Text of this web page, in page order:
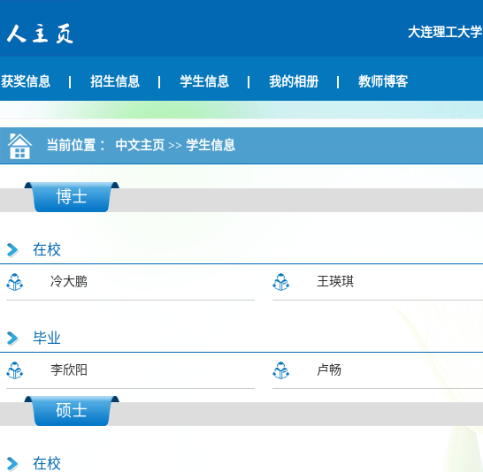
大连理工大学
获奖信息 招生信息 学生信息 我的相册 教师博客
当前位置 ： 中文主页 >> 学生信息
博士
在校
冷大鹏 王瑛琪
毕业
李欣阳 卢畅
硕士
在校